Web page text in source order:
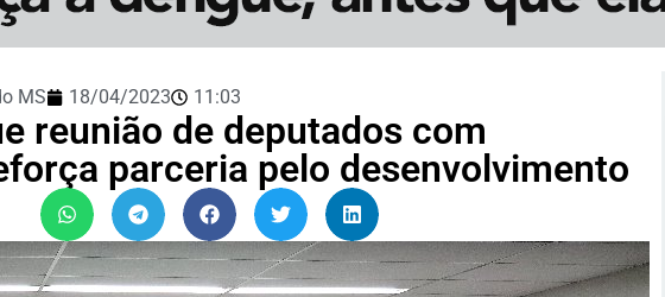
MS 18/04/2023 11:03
reunião de deputados com
parceria pelo desenvolvimento